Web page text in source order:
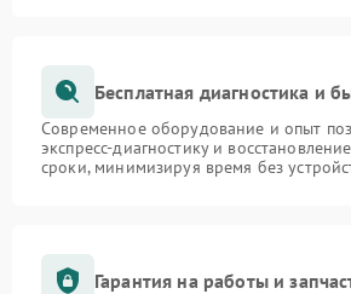
Бесплатная диагностика и
Современное оборудование и опыт
экспресс-диагностику и
сроки, минимизируя время без
Гарантия на работы и